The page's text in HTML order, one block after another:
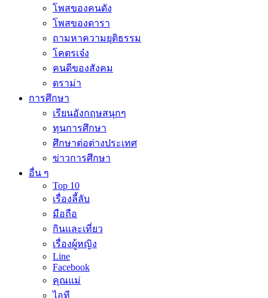
โพสของคนดัง
โพสของดารา
ถามหาความยุติธรรม
โคตรเจ๋ง
คนดีของสังคม
ดราม่า
การศึกษา
เรียนอังกฤษสนุกๆ
ทุนการศึกษา
ศึกษาต่อต่างประเทศ
ข่าวการศึกษา
อื่น ๆ
Top 10
เรื่องลี้ลับ
มือถือ
กินและเที่ยว
เรื่องผู้หญิง
Line
Facebook
คุณแม่
ไอที